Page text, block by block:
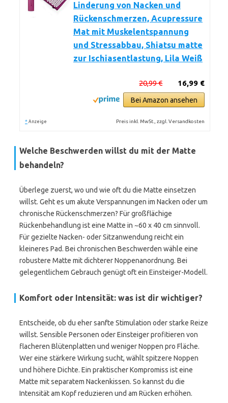
Linderung von Nacken und
Rückenschmerzen, Acupressure
Mat mit Muskelentspannung
und Stressabbau, Shiatsu matte
zur Ischiasentlastung, Lila Weiß
16,99 €
20,99 €
Bei Amazon ansehen
* Anzeige Preis inkl. MwSt., zzgl. Versandkosten
Welche Beschwerden willst du mit der Matte
behandeln?
Überlege zuerst, wo und wie oft du die Matte einsetzen
willst. Geht es um akute Verspannungen im Nacken oder um
chronische Rückenschmerzen? Für großflächige
Rückenbehandlung ist eine Matte in ~60 x 40 cm sinnvoll.
Für gezielte Nacken- oder Sitzanwendung reicht ein
kleineres Pad. Bei chronischen Beschwerden wähle eine
robustere Matte mit dichterer Noppenanordnung. Bei
gelegentlichem Gebrauch genügt oft ein Einsteiger-Modell.
Komfort oder Intensität: was ist dir wichtiger?
Entscheide, ob du eher sanfte Stimulation oder starke Reize
willst. Sensible Personen oder Einsteiger profitieren von
flacheren Blütenplatten und weniger Noppen pro Fläche.
Wer eine stärkere Wirkung sucht, wählt spitzere Noppen
und höhere Dichte. Ein praktischer Kompromiss ist eine
Matte mit separatem Nackenkissen. So kannst du die
Intensität am Kopf reduzieren und am Rücken erhöhen.